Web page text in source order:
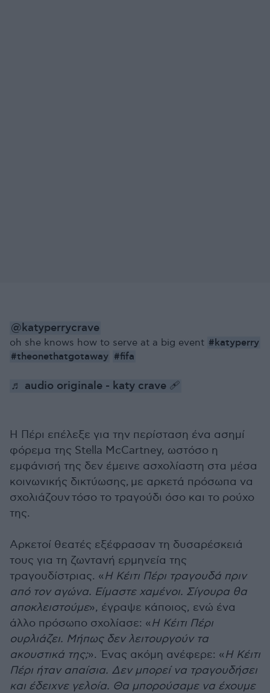
@katyperrycrave
oh she knows how to serve at a big event #katyperry
#theonethatgotaway #fifa
♬ audio originale - katy crave 🩹
Η Πέρι επέλεξε για την περίσταση ένα ασημί
φόρεμα της Stella McCartney, ωστόσο η
εμφάνισή της δεν έμεινε ασχολίαστη στα μέσα
κοινωνικής δικτύωσης, με αρκετά πρόσωπα να
σχολιάζουν τόσο το τραγούδι όσο και το ρούχο
της.
Αρκετοί θεατές εξέφρασαν τη δυσαρέσκειά
τους για τη ζωντανή ερμηνεία της
τραγουδίστριας. «Η Κέιτι Πέρι τραγουδά πριν
από τον αγώνα. Είμαστε χαμένοι. Σίγουρα θα
αποκλειστούμε», έγραψε κάποιος, ενώ ένα
άλλο πρόσωπο σχολίασε: «Η Κέιτι Πέρι
ουρλιάζει. Μήπως δεν λειτουργούν τα
ακουστικά της;». Ένας ακόμη ανέφερε: «Η Κέιτι
Πέρι ήταν απαίσια. Δεν μπορεί να τραγουδήσει
και έδειχνε γελοία. Θα μπορούσαμε να έχουμε